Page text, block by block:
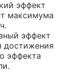
эффект
максимума
эффект
достижения
эффекта